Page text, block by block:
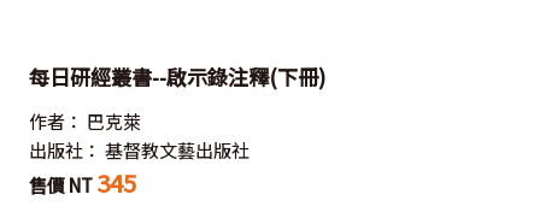
每日研經叢書--啟示錄注釋(下冊)
作者： 巴克萊
出版社： 基督教文藝出版社
售價 NT 345